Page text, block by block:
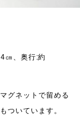
㎝、奥行:約
グネットで留める
ついています。